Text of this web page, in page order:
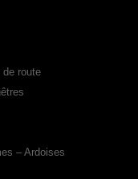
de route
– Ardoises